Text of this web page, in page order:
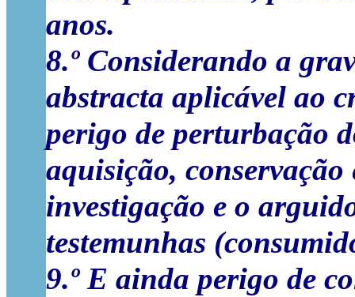
anos.
8.º Considerando a
abstracta aplicável ao
perigo de perturbação
aquisição,
investigação e o
testemunhas
9.º E ainda perigo de